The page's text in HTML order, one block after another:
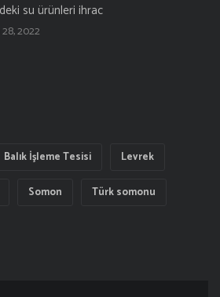
su ürünleri ihrac
2022
Balık İşleme Tesisi Levrek
Somon Türk somonu